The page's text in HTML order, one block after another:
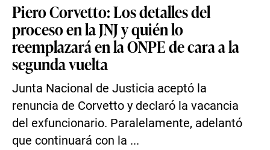
Piero Corvetto: Los detalles del
proceso en la JNJ y quién lo
reemplazará en la ONPE de cara a la
segunda vuelta
Junta Nacional de Justicia aceptó la
renuncia de Corvetto y declaró la vacancia
del exfuncionario. Paralelamente, adelantó
que continuará con la ...